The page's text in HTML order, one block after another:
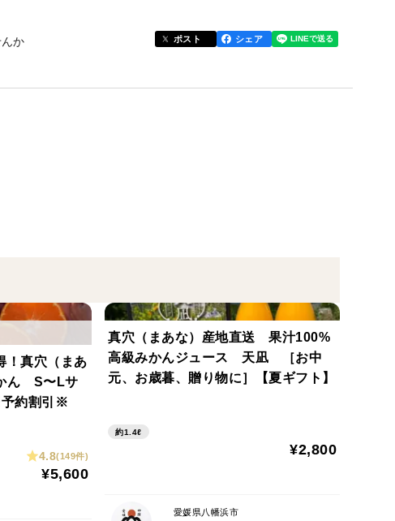
きがありますのでご了承ください。
か ポスト シェア
！真穴（まあ
ん S〜Lサ
約割引※
4.8(149件)
¥5,600
真穴（まあな）産地直送 果汁100%
高級みかんジュース 天凪 ［お中
元、お歳暮、贈り物に］【夏ギフト】
約1.4ℓ
¥2,800
愛媛県八幡浜市